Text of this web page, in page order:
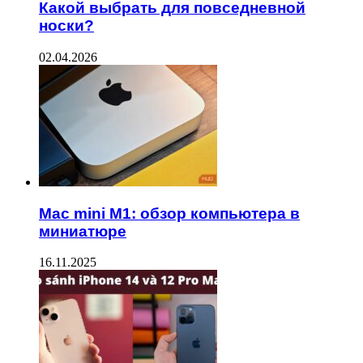
Какой выбрать для повседневной
носки?
02.04.2026
Mac mini M1: обзор компьютера в
миниатюре
16.11.2025